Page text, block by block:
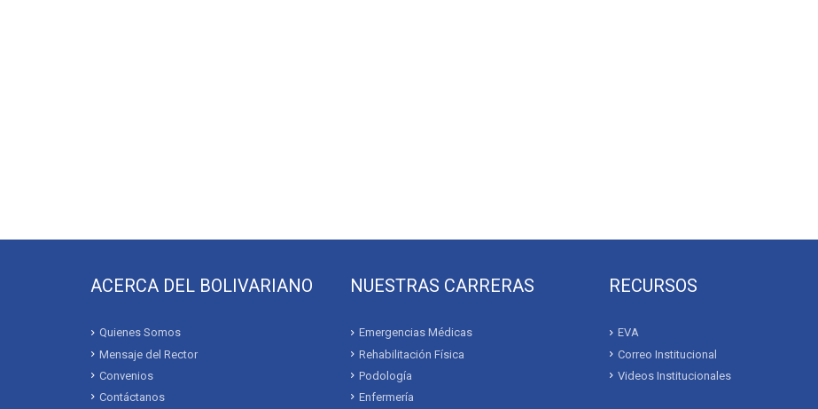
ACERCA DEL BOLIVARIANO
Quienes Somos
Mensaje del Rector
Convenios
Contáctanos
NUESTRAS CARRERAS
Emergencias Médicas
Rehabilitación Física
Podología
Enfermería
RECURSOS
EVA
Correo Institucional
Videos Institucionales